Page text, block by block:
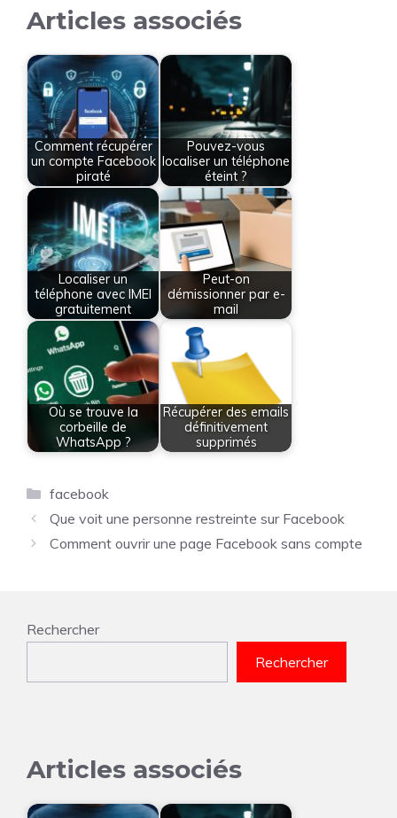
Articles associés
Comment récupérer
un compte Facebook
piraté
Pouvez-vous
localiser un téléphone
éteint ?
Localiser un
téléphone avec IMEI
gratuitement
Peut-on
démissionner par e-
mail
Où se trouve la
corbeille de
WhatsApp ?
Récupérer des emails
définitivement
supprimés
Catégories
facebook
Que voit une personne restreinte sur Facebook
Comment ouvrir une page Facebook sans compte
Rechercher
Rechercher
Articles associés